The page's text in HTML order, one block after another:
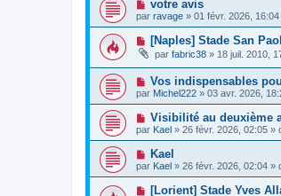
a
g
e
m
e
s
s
a
g
e
e
a
u
m
e
s
s
a
g
e
o
u
v
a
u
m
s
s
a
g
e
votre avis
par ravage » 01 févr. 2026, 16:04
N
o
u
v
e
a
u
m
s
s
g
e
[Naples] Stade San
par fabric38 » 18 juil. 2010,
N
o
v
a
u
m
e
s
s
Vos indispensables
par Michel222 » 03 avr. 2026,
N
o
v
e
a
u
m
Visibilité au deuxième
par Kael » 26 févr. 2026, 02:05 »
N
o
v
Kael
par Kael » 26 févr. 2026, 02:04 »
N[Lorient] Stade Yves